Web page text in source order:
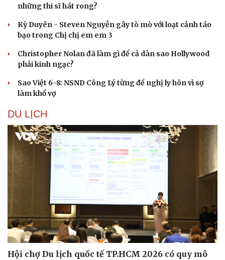
những thi sĩ hát rong?
Kỳ Duyên - Steven Nguyễn gây tò mò với loạt cảnh táo
bạo trong Chị chị em em 3
Christopher Nolan đã làm gì để cả dàn sao Hollywood
phải kinh ngạc?
Sao Việt 6-8: NSND Công Lý từng đề nghị ly hôn vì sợ
làm khổ vợ
DU LỊCH
Hội chợ Du lịch quốc tế TP.HCM 2026 có quy mô